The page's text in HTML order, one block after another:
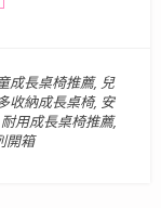
成長桌椅推薦, 兒
收納成長桌椅, 安
耐用成長桌椅推薦,
開箱